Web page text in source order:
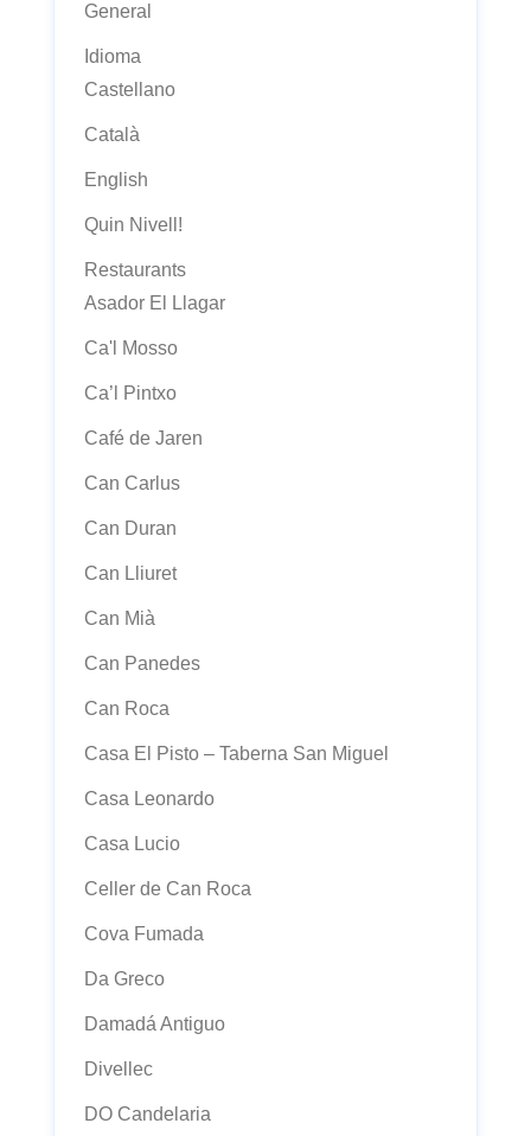
General
Idioma
Castellano
Català
English
Quin Nivell!
Restaurants
Asador El Llagar
Ca'l Mosso
Ca’l Pintxo
Café de Jaren
Can Carlus
Can Duran
Can Lliuret
Can Mià
Can Panedes
Can Roca
Casa El Pisto – Taberna San Miguel
Casa Leonardo
Casa Lucio
Celler de Can Roca
Cova Fumada
Da Greco
Damadá Antiguo
Divellec
DO Candelaria